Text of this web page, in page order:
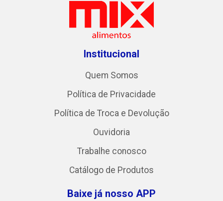
Institucional
Quem Somos
Política de Privacidade
Política de Troca e Devolução
Ouvidoria
Trabalhe conosco
Catálogo de Produtos
Baixe já nosso APP